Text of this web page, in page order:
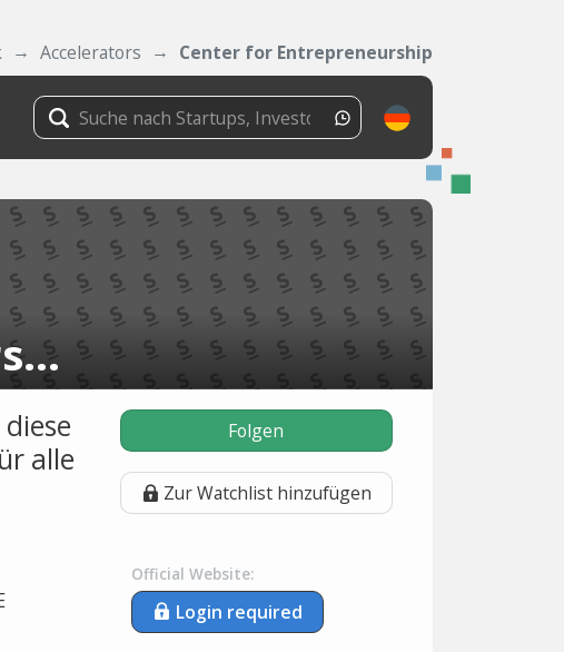
Accelerators Center for Entrepreneurship
Center for Entrepreneurship
alle
Folgen
Zur Watchlist hinzufügen
Official Website:
Login required